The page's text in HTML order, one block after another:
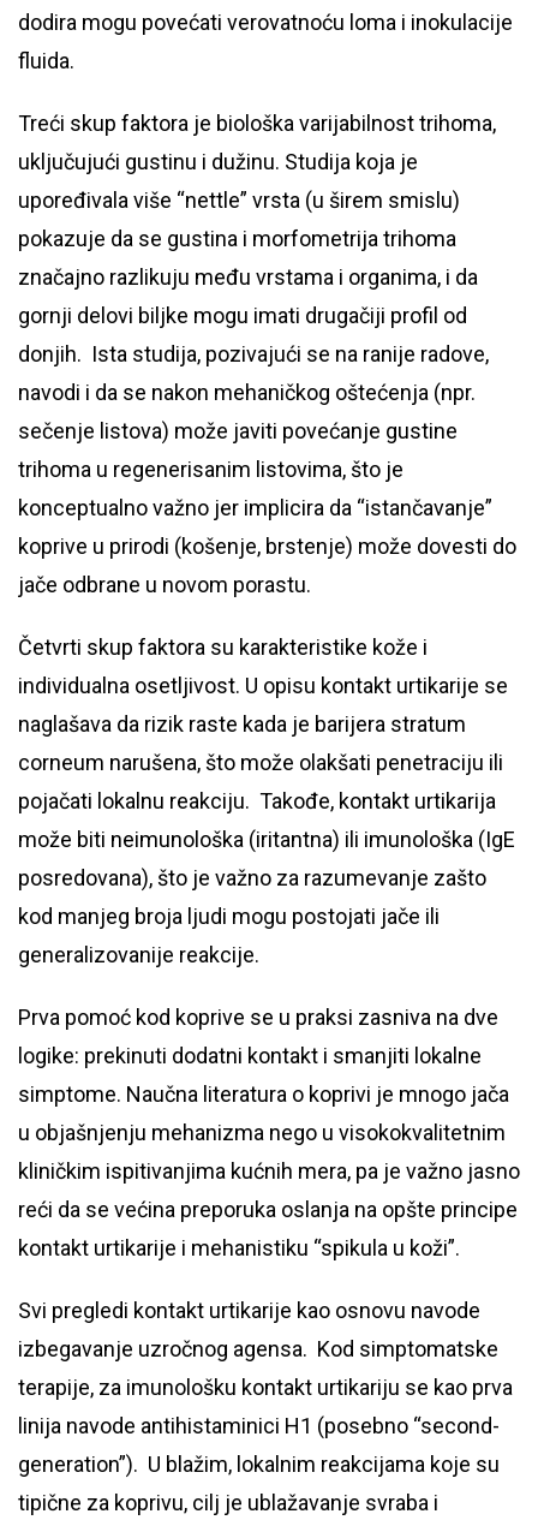
dodira mogu povećati verovatnoću loma i inokulacije
fluida.
Treći skup faktora je biološka varijabilnost trihoma,
uključujući gustinu i dužinu. Studija koja je
upoređivala više “nettle” vrsta (u širem smislu)
pokazuje da se gustina i morfometrija trihoma
značajno razlikuju među vrstama i organima, i da
gornji delovi biljke mogu imati drugačiji profil od
donjih. Ista studija, pozivajući se na ranije radove,
navodi i da se nakon mehaničkog oštećenja (npr.
sečenje listova) može javiti povećanje gustine
trihoma u regenerisanim listovima, što je
konceptualno važno jer implicira da “istančavanje”
koprive u prirodi (košenje, brstenje) može dovesti do
jače odbrane u novom porastu.
Četvrti skup faktora su karakteristike kože i
individualna osetljivost. U opisu kontakt urtikarije se
naglašava da rizik raste kada je barijera stratum
corneum narušena, što može olakšati penetraciju ili
pojačati lokalnu reakciju. Takođe, kontakt urtikarija
može biti neimunološka (iritantna) ili imunološka (IgE
posredovana), što je važno za razumevanje zašto
kod manjeg broja ljudi mogu postojati jače ili
generalizovanije reakcije.
Prva pomoć kod koprive se u praksi zasniva na dve
logike: prekinuti dodatni kontakt i smanjiti lokalne
simptome. Naučna literatura o koprivi je mnogo jača
u objašnjenju mehanizma nego u visokokvalitetnim
kliničkim ispitivanjima kućnih mera, pa je važno jasno
reći da se većina preporuka oslanja na opšte principe
kontakt urtikarije i mehanistiku “spikula u koži”.
Svi pregledi kontakt urtikarije kao osnovu navode
izbegavanje uzročnog agensa. Kod simptomatske
terapije, za imunološku kontakt urtikariju se kao prva
linija navode antihistaminici H1 (posebno “second-
generation”). U blažim, lokalnim reakcijama koje su
tipične za koprivu, cilj je ublažavanje svraba i